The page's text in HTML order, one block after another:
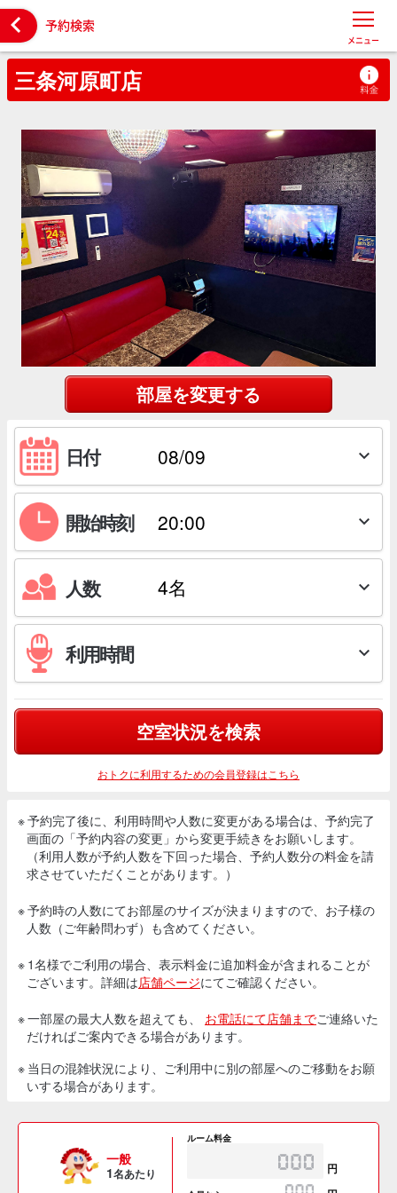
 予約検索
メニュー
三条河原町店
部屋を変更する
日付 
開始時刻 
人数 
利用時間 
空室状況を検索
おトクに利用するための会員登録はこちら
※ 予約完了後に、利用時間や人数に変更がある場合は、予約完了
画面の「予約内容の変更」から変更手続きをお願いします。
（利用人数が予約人数を下回った場合、予約人数分の料金を請
求させていただくことがあります。）
※ 予約時の人数にてお部屋のサイズが決まりますので、お子様の
人数（ご年齢問わず）も含めてください。
※ 1名様でご利用の場合、表示料金に追加料金が含まれることが
ございます。詳細は店舗ページにてご確認ください。
※ 一部屋の最大人数を超えても、 お電話にて店舗までご連絡いた
だければご案内できる場合があります。
※ 当日の混雑状況により、ご利用中に別の部屋へのご移動をお願
いする場合があります。
一般
1名あたり
ルーム料金
円